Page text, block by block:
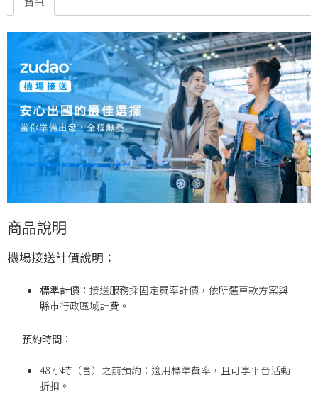
商品說明
機場接送計價說明：
標準計價：接送服務採固定費率計價，依所選車款方案與
縣市行政區域計費。
預約時間：
48 小時（含）之前預約：適用標準費率，且可享平台活動
折扣。